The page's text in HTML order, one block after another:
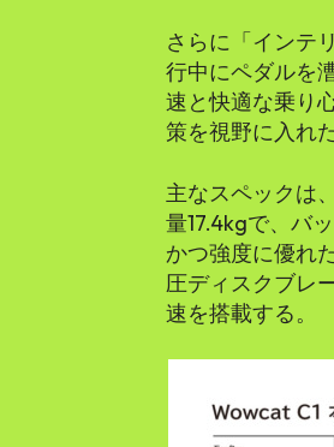
さらに「インテ
行中にペダルを
速と快適な乗り
策を視野に入れ
主なスペックは
量17.4kgで、バ
かつ強度に優れ
圧ディスクブレ
速を搭載する。